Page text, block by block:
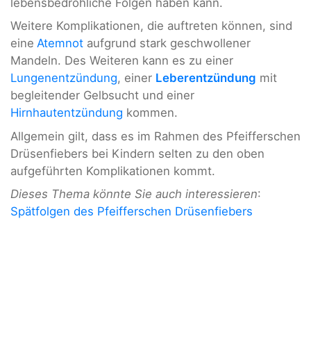
Weitere Komplikationen, die auftreten können, sind
eine Atemnot aufgrund stark geschwollener
Mandeln. Des Weiteren kann es zu einer
Lungenentzündung, einer Leberentzündung mit
begleitender Gelbsucht und einer
Hirnhautentzündung kommen.
Allgemein gilt, dass es im Rahmen des Pfeifferschen
Drüsenfiebers bei Kindern selten zu den oben
aufgeführten Komplikationen kommt.
Dieses Thema könnte Sie auch interessieren:
Spätfolgen des Pfeifferschen Drüsenfiebers